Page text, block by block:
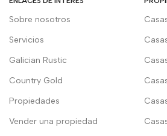
Sobre nosotros
Servicios
Galician Rustic
Country Gold
Propiedades
Vender una propiedad